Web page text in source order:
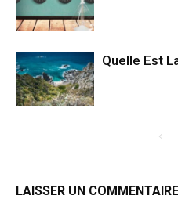
Quelle Est
LAISSER UN COMMENTAIRE